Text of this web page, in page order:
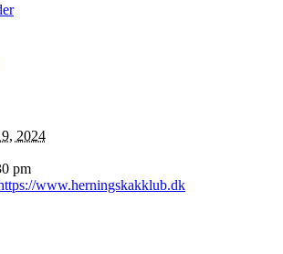
2024
pm
www.herningskakklub.dk